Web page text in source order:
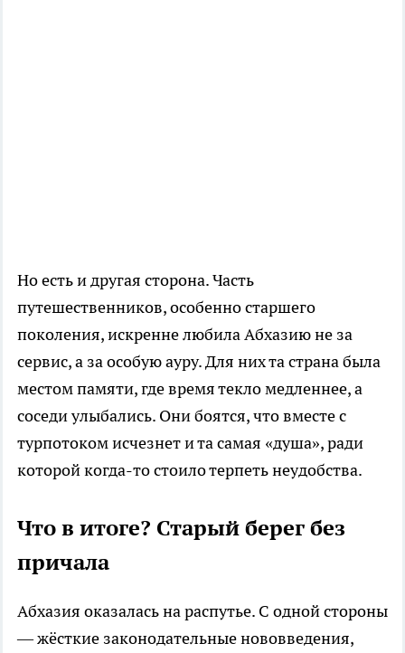
Но есть и другая сторона. Часть
путешественников, особенно старшего
поколения, искренне любила Абхазию не за
сервис, а за особую ауру. Для них та страна была
местом памяти, где время текло медленнее, а
соседи улыбались. Они боятся, что вместе с
турпотоком исчезнет и та самая «душа», ради
которой когда-то стоило терпеть неудобства.
Что в итоге? Старый берег без
причала
Абхазия оказалась на распутье. С одной стороны
— жёсткие законодательные нововведения,